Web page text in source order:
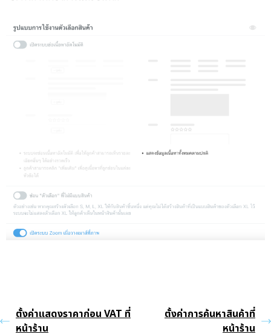
ตั้งค่าแสดงราคาก่อน VAT ที่
หน้าร้าน
ตั้งค่าการค้นหาสินค้าที่
หน้าร้าน